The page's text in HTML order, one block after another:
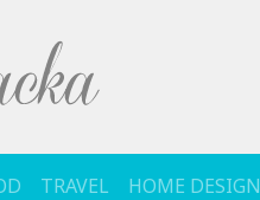
TRAVEL HOME DESIGN